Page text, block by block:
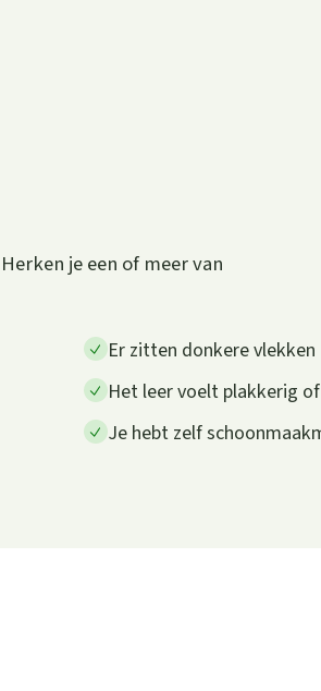
je een of meer van
Er zitten donkere
Het leer voelt plakkerig
Je hebt zelf